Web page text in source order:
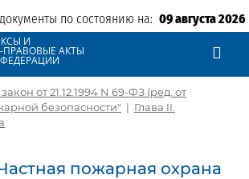
по состоянию на: 09 августа 2026
И
АКТЫ
от 21.12.1994 N 69-ФЗ (ред. от
безопасности" | Глава II.
Частная пожарная охрана